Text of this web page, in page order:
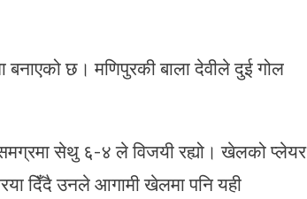
बनाएको छ। मणिपुरकी बाला देवीले दुई गोल
सेथु ६-४ ले विजयी रह्यो। खेलको प्लेयर
दिँदै उनले आगामी खेलमा पनि यही